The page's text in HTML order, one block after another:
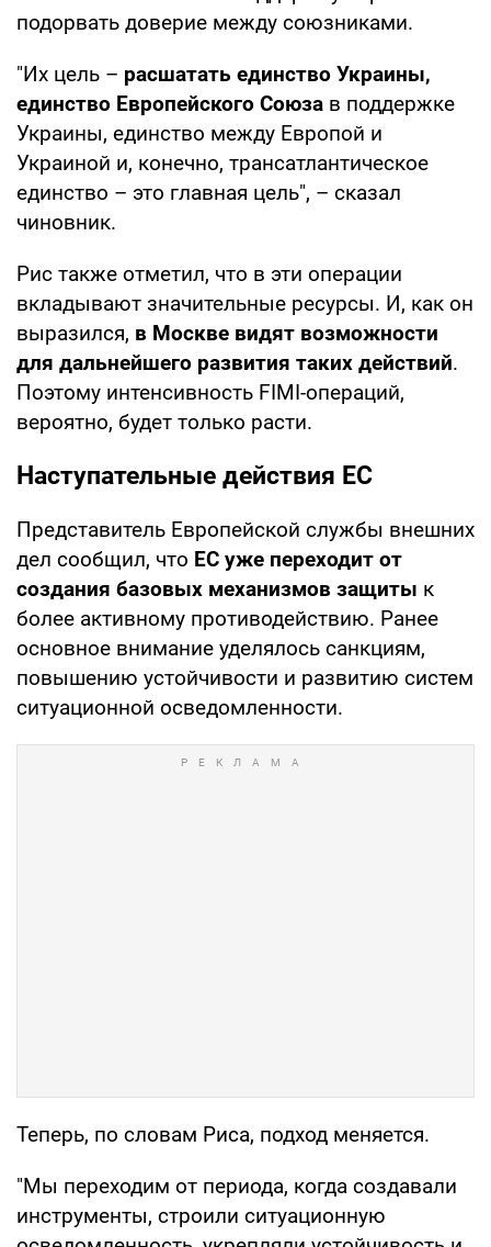
подорвать доверие между союзниками.
"Их цель – расшатать единство Украины,
единство Европейского Союза в поддержке
Украины, единство между Европой и
Украиной и, конечно, трансатлантическое
единство – это главная цель", – сказал
чиновник.
Рис также отметил, что в эти операции
вкладывают значительные ресурсы. И, как он
выразился, в Москве видят возможности
для дальнейшего развития таких действий.
Поэтому интенсивность FIMI-операций,
вероятно, будет только расти.
Наступательные действия ЕС
Представитель Европейской службы внешних
дел сообщил, что ЕС уже переходит от
создания базовых механизмов защиты к
более активному противодействию. Ранее
основное внимание уделялось санкциям,
повышению устойчивости и развитию систем
ситуационной осведомленности.
Теперь, по словам Риса, подход меняется.
"Мы переходим от периода, когда создавали
инструменты, строили ситуационную